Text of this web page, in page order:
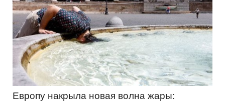
Европу накрыла новая волна жары: